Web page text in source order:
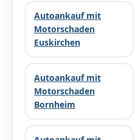
Autoankauf mit
Motorschaden
Euskirchen
Autoankauf mit
Motorschaden
Bornheim